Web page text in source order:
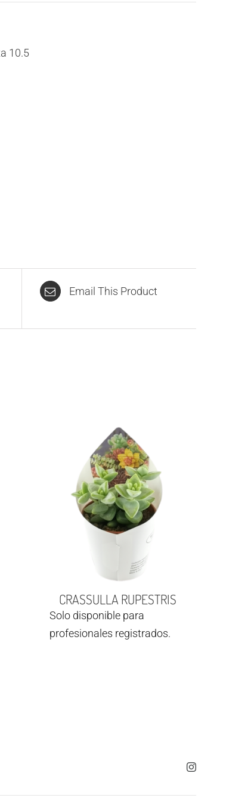
10.5
Email This Product
CRASSULLA RUPESTRIS
Solo disponible para
profesionales registrados.